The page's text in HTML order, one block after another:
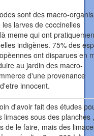
sont des macro-
larves de coccinelles
meme qui ont
indigènes. 75% des
ont disparues en
au jardin des macro-
d'une provenance
innocent.
d'avoir fait des études
limaces sous des planches
de le faire, mais des